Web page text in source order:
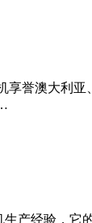
享誉澳大利
产经验，